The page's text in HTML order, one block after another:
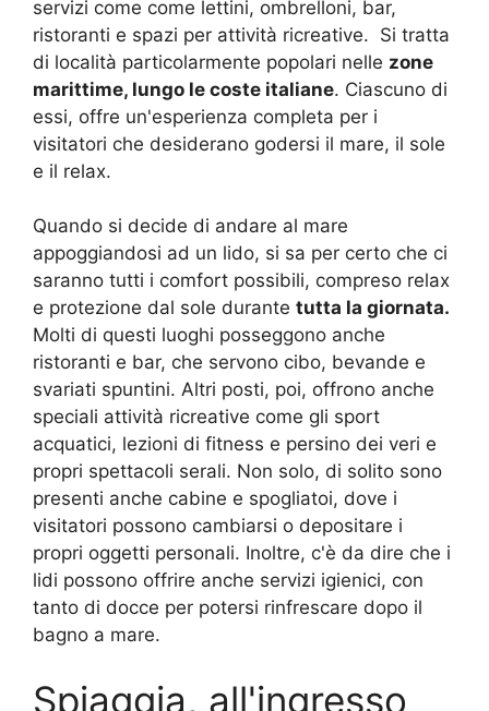
servizi come come lettini, ombrelloni, bar,
ristoranti e spazi per attività ricreative. Si tratta
di località particolarmente popolari nelle zone
marittime, lungo le coste italiane. Ciascuno di
essi, offre un'esperienza completa per i
visitatori che desiderano godersi il mare, il sole
e il relax.
Quando si decide di andare al mare
appoggiandosi ad un lido, si sa per certo che ci
saranno tutti i comfort possibili, compreso relax
e protezione dal sole durante tutta la giornata.
Molti di questi luoghi posseggono anche
ristoranti e bar, che servono cibo, bevande e
svariati spuntini. Altri posti, poi, offrono anche
speciali attività ricreative come gli sport
acquatici, lezioni di fitness e persino dei veri e
propri spettacoli serali. Non solo, di solito sono
presenti anche cabine e spogliatoi, dove i
visitatori possono cambiarsi o depositare i
propri oggetti personali. Inoltre, c'è da dire che i
lidi possono offrire anche servizi igienici, con
tanto di docce per potersi rinfrescare dopo il
bagno a mare.
Spiaggia, all'ingresso